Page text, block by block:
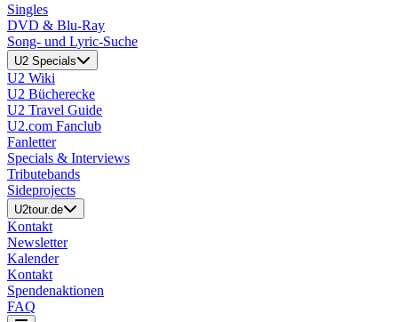
Singles
DVD & Blu-Ray
Song- und Lyric-Suche
U2 Specials
U2 Wiki
U2 Bücherecke
U2 Travel Guide
U2.com Fanclub
Fanletter
Specials & Interviews
Tributebands
Sideprojects
U2tour.de
Kontakt
Newsletter
Kalender
Kontakt
Spendenaktionen
FAQ